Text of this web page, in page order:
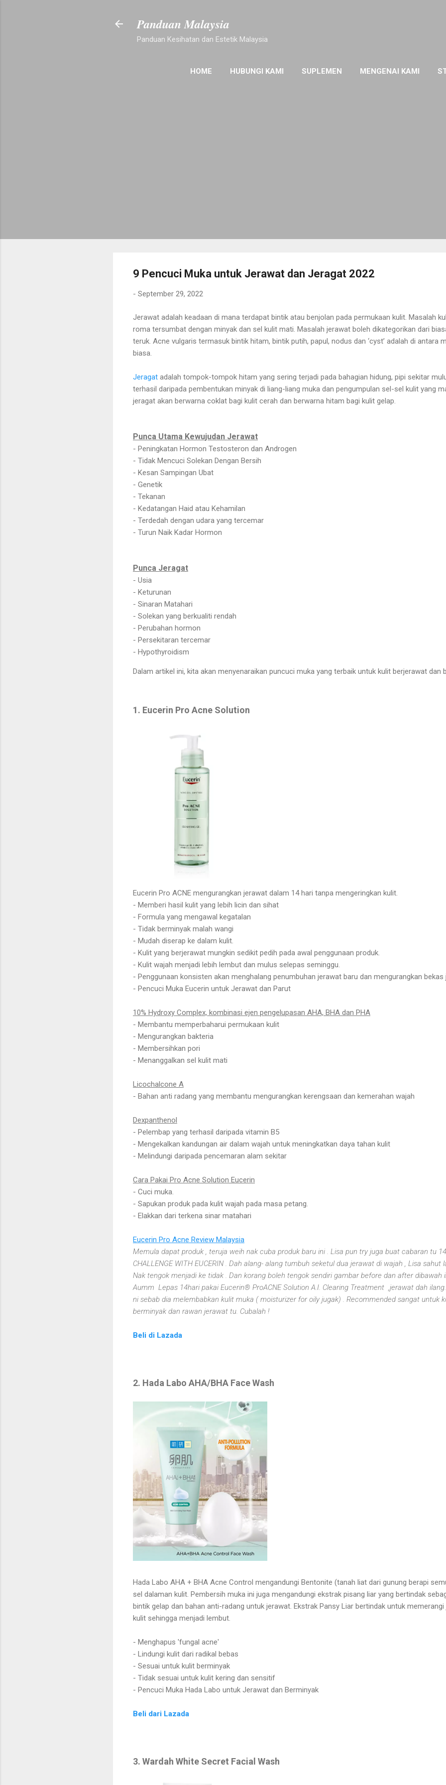
Panduan Malaysia
Panduan Kesihatan dan Estetik Malaysia
HOME HUBUNGI KAMI SUPLEMEN MENGENAI KAMI
9 Pencuci Muka untuk Jerawat dan Jeragat 2022
- September 29, 2022
Jerawat adalah keadaan di mana terdapat bintik atau benjolan pada permukaan kulit. Masalah
roma tersumbat dengan minyak dan sel kulit mati. Masalah jerawat boleh dikategorikan dari
teruk. Acne vulgaris termasuk bintik hitam, bintik putih, papul, nodus dan ‘cyst’ adalah di antara
biasa.
Jeragat adalah tompok-tompok hitam yang sering terjadi pada bahagian hidung, pipi sekitar
terhasil daripada pembentukan minyak di liang-liang muka dan pengumpulan sel-sel kulit yang
jeragat akan berwarna coklat bagi kulit cerah dan berwarna hitam bagi kulit gelap.
Punca Utama Kewujudan Jerawat
- Peningkatan Hormon Testosteron dan Androgen
- Tidak Mencuci Solekan Dengan Bersih
- Kesan Sampingan Ubat
- Genetik
- Tekanan
- Kedatangan Haid atau Kehamilan
- Terdedah dengan udara yang tercemar
- Turun Naik Kadar Hormon
Punca Jeragat
- Usia
- Keturunan
- Sinaran Matahari
- Solekan yang berkualiti rendah
- Perubahan hormon
- Persekitaran tercemar
- Hypothyroidism
Dalam artikel ini, kita akan menyenaraikan puncuci muka yang terbaik untuk kulit berjerawat dan
1. Eucerin Pro Acne Solution
Eucerin Pro ACNE mengurangkan jerawat dalam 14 hari tanpa mengeringkan kulit.
- Memberi hasil kulit yang lebih licin dan sihat
- Formula yang mengawal kegatalan
- Tidak berminyak malah wangi
- Mudah diserap ke dalam kulit.
- Kulit yang berjerawat mungkin sedikit pedih pada awal penggunaan produk.
- Kulit wajah menjadi lebih lembut dan mulus selepas seminggu.
- Penggunaan konsisten akan menghalang penumbuhan jerawat baru dan mengurangkan bekas
- Pencuci Muka Eucerin untuk Jerawat dan Parut
10% Hydroxy Complex, kombinasi ejen pengelupasan AHA, BHA dan PHA
- Membantu memperbaharui permukaan kulit
- Mengurangkan bakteria
- Membersihkan pori
- Menanggalkan sel kulit mati
Licochalcone A
- Bahan anti radang yang membantu mengurangkan kerengsaan dan kemerahan wajah
Dexpanthenol
- Pelembap yang terhasil daripada vitamin B5
- Mengekalkan kandungan air dalam wajah untuk meningkatkan daya tahan kulit
- Melindungi daripada pencemaran alam sekitar
Cara Pakai Pro Acne Solution Eucerin
- Cuci muka.
- Sapukan produk pada kulit wajah pada masa petang.
- Elakkan dari terkena sinar matahari
Eucerin Pro Acne Review Malaysia
Memula dapat produk , teruja weih nak cuba produk baru ini . Lisa pun try juga buat cabaran tu
CHALLENGE WITH EUCERIN . Dah alang- alang tumbuh seketul dua jerawat di wajah , Lisa sahut
Nak tengok menjadi ke tidak . Dan korang boleh tengok sendiri gambar before dan after dibawah
Aumm Lepas 14hari pakai Eucerin® ProACNE Solution A.I. Clearing Treatment ,jerawat dah
ni sebab dia melembabkan kulit muka ( moisturizer for oily jugak) . Recommended sangat untuk
berminyak dan rawan jerawat tu. Cubalah !
Beli di Lazada
2. Hada Labo AHA/BHA Face Wash
Hada Labo AHA + BHA Acne Control mengandungi Bentonite (tanah liat dari gunung berapi
sel dalaman kulit. Pembersih muka ini juga mengandungi ekstrak pisang liar yang bertindak
bintik gelap dan bahan anti-radang untuk jerawat. Ekstrak Pansy Liar bertindak untuk
kulit sehingga menjadi lembut.
- Menghapus 'fungal acne'
- Lindungi kulit dari radikal bebas
- Sesuai untuk kulit berminyak
- Tidak sesuai untuk kulit kering dan sensitif
- Pencuci Muka Hada Labo untuk Jerawat dan Berminyak
Beli dari Lazada
3. Wardah White Secret Facial Wash